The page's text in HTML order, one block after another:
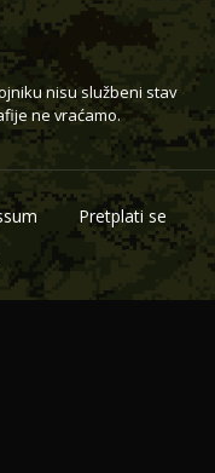
nisu službeni stav
ne vraćamo.
Pretplati se